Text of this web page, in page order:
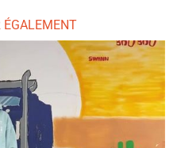
ÉGALEMENT